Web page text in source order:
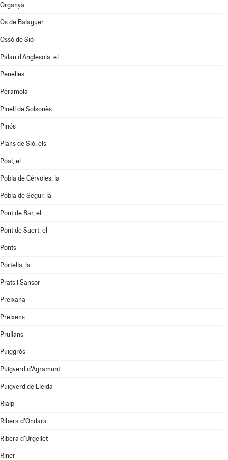
Organyà
Os de Balaguer
Ossó de Sió
Palau d'Anglesola, el
Penelles
Peramola
Pinell de Solsonès
Pinós
Plans de Sió, els
Poal, el
Pobla de Cérvoles, la
Pobla de Segur, la
Pont de Bar, el
Pont de Suert, el
Ponts
Portella, la
Prats i Sansor
Preixana
Preixens
Prullans
Puiggròs
Puigverd d'Agramunt
Puigverd de Lleida
Rialp
Ribera d'Ondara
Ribera d'Urgellet
Riner